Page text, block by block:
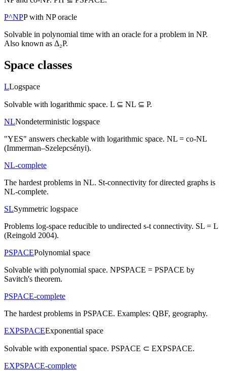
P^NPP with NP oracle
Solvable in polynomial time with an oracle for a problem in NP.
Also known as Δ₂P.
Space classes
LLogspace
Solvable with logarithmic space. L ⊆ NL ⊆ P.
NLNondeterministic logspace
"YES" answers checkable with logarithmic space. NL = co-NL
(Immerman–Szelepcsényi).
NL-complete
The hardest problems in NL. St-connectivity for directed graphs is
NL-complete.
SLSymmetric logspace
Problems log-space reducible to undirected s-t connectivity. SL = L
(Reingold 2004).
PSPACEPolynomial space
Solvable with polynomial space. NPSPACE = PSPACE by
Savitch's theorem.
PSPACE-complete
The hardest problems in PSPACE. Examples: QBF, geography.
EXPSPACEExponential space
Solvable with exponential space. PSPACE ⊂ EXPSPACE.
EXPSPACE-complete